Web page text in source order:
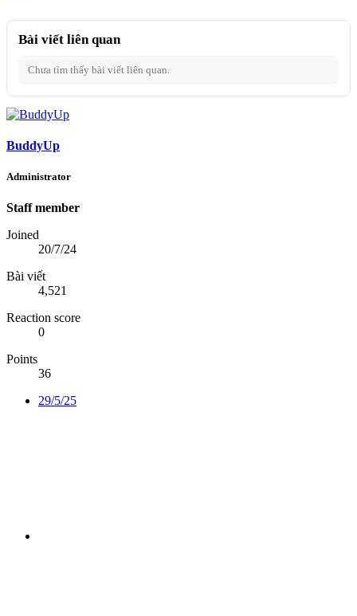
Bài viết liên quan
Chưa tìm thấy bài viết liên quan.
BuddyUp
Administrator
Staff member
Joined
20/7/24
Bài viết
4,521
Reaction score
0
Points
36
29/5/25